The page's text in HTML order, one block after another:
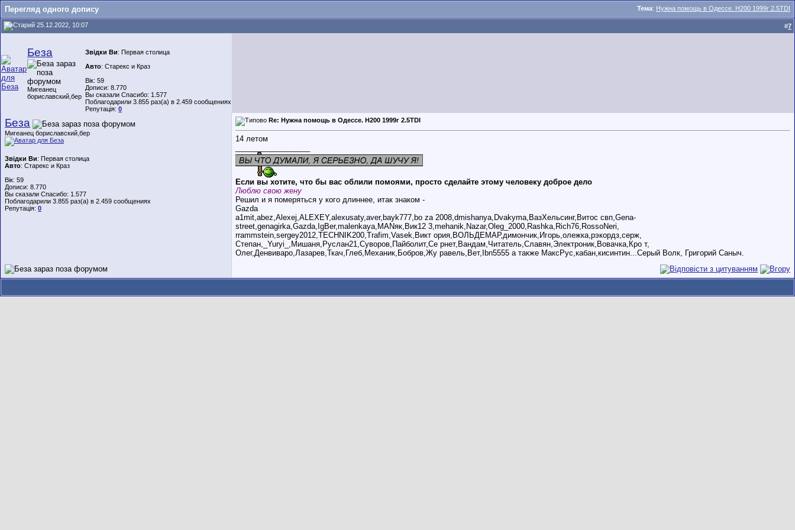
Тема: Нужна помощь в Одессе. Н200 1999г 2.5TDI
Перегляд одного допису
25.12.2022, 10:07 #7
Беза
Мигеанец
бориславский,бер
Звідки Ви: Первая столица
Авто: Старекс и Краз
Вік: 59
Дописи: 8.770
Вы сказали Спасибо: 1.577
Поблагодарили 3.855 раз(а) в 2.459 сообщениях
Репутація: 0
Беза
Мигеанец бориславский,бер
Звідки Ви: Первая столица
Авто: Старекс и Краз
Вік: 59
Дописи: 8.770
Вы сказали Спасибо: 1.577
Поблагодарили 3.855 раз(а) в 2.459 сообщениях
Репутація: 0
Re: Нужна помощь в Одессе. Н200 1999г 2.5TDI
14 летом
Если вы хотите, что бы вас облили помоями, просто сделайте этому человеку доброе дело
Люблю свою жену
Решил и я померяться у кого длиннее, итак знаком -
Gazda
a1mit,abez,Alexej,ALEXEY,alexusaty,aver,bayk777,bo za 2008,dmishanya,Dvakyma,ВазХельсинг,Витос свп,Gena-
street,genagirka,Gazda,IgBer,malenkaya,MANяк,Вик12 3,mehanik,Nazar,Oleg_2000,Rashka,Rich76,RossoNeri,
rrammstein,sergey2012,TECHNIK200,Trafim,Vasek,Викт ория,ВОЛЬДЕМАР,димончик,Игорь,олежка,рэкордз,серж,
Степан,_Yuryi_,Мишаня,Руслан21,Суворов,Пайболит,Се рнет,Вандам,Читатель,Славян,Электроник,Вовачка,Кро т,
Олег,Денвиваро,Лазарев,Ткач,Глеб,Механик,Бобров,Жу равель,Вет,Ibn5555 а также МаксРус,кабан,кисинтин...Серый Волк, Григорий Саныч.